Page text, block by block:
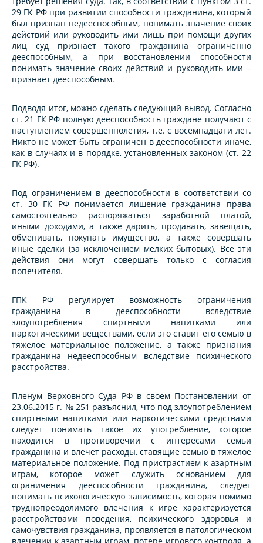
29 ГК РФ при развитии способности гражданина, который
был признан недееспособным, понимать значение своих
действий или руководить ими лишь при помощи других
лиц суд признает такого гражданина ограниченно
дееспособным, а при восстановлении способности
понимать значение своих действий и руководить ими –
признает дееспособным.
Подводя итог, можно сделать следующий вывод. Согласно
ст. 21 ГК РФ полную дееспособность граждане получают с
наступлением совершеннолетия, т.е. с восемнадцати лет.
Никто не может быть ограничен в дееспособности иначе,
как в случаях и в порядке, установленных законом (ст. 22
ГК РФ).
Под ограничением в дееспособности в соответствии со
ст. 30 ГК РФ понимается лишение гражданина права
самостоятельно распоряжаться заработной платой,
иными доходами, а также дарить, продавать, завещать,
обменивать, покупать имущество, а также совершать
иные сделки (за исключением мелких бытовых). Все эти
действия они могут совершать только с согласия
попечителя.
ГПК РФ регулирует возможность ограничения
гражданина в дееспособности вследствие
злоупотребления спиртными напитками или
наркотическими веществами, если это ставит его семью в
тяжелое материальное положение, а также признания
гражданина недееспособным вследствие психического
расстройства.
Пленум Верховного Суда РФ в своем Постановлении от
23.06.2015 г. № 251 разъяснил, что под злоупотреблением
спиртными напитками или наркотическими средствами
следует понимать такое их употребление, которое
находится в противоречии с интересами семьи
гражданина и влечет расходы, ставящие семью в тяжелое
материальное положение. Под пристрастием к азартным
играм, которое может служить основанием для
ограничения дееспособности гражданина, следует
понимать психологическую зависимость, которая помимо
труднопреодолимого влечения к игре характеризуется
расстройствами поведения, психического здоровья и
самочувствия гражданина, проявляется в патологическом